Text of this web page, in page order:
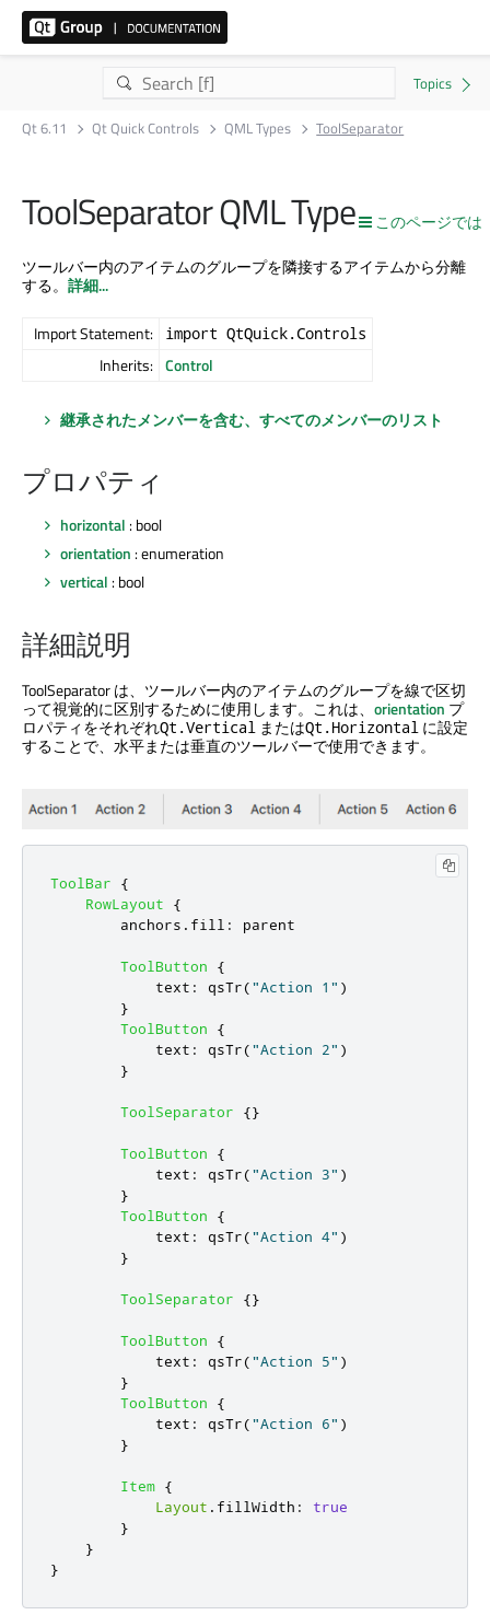
Qt 6.11 Qt Quick Controls QML Types ToolSeparator
このページでは
ToolSeparator QML Type
ツールバー内のアイテムのグループを隣接するアイテムから分離
する。 詳細...
Import Statement: import QtQuick.Controls
Inherits: Control
継承されたメンバーを含む、すべてのメンバーのリスト
プロパティ
horizontal : bool
orientation : enumeration
vertical : bool
詳細説明
ToolSeparator は、ツールバー内のアイテムのグループを線で区切
って視覚的に区別するために使用します。これは、 orientation プ
ロパティをそれぞれQt.Vertical またはQt.Horizontal に設定
することで、水平または垂直のツールバーで使用できます。
ToolBar
{
RowLayout
{
anchors . fill : parent
ToolButton
{
text : qsTr("Action 1" )
}
ToolButton
{
text : qsTr("Action 2" )
}
ToolSeparator {}
ToolButton
{
text : qsTr("Action 3" )
}
ToolButton
{
text : qsTr("Action 4" )
}
ToolSeparator {}
ToolButton
{
text : qsTr("Action 5" )
}
ToolButton
{
text : qsTr("Action 6" )
}
Item {
Layout . fillWidth :
true
}
}
}